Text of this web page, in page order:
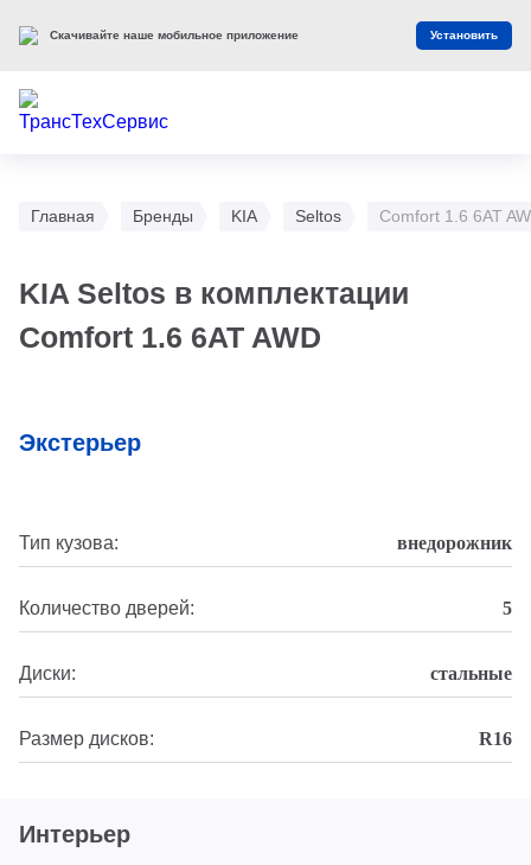
Главная Бренды KIA Seltos Comfort 1.6 6AT
KIA Seltos в комплектации
Comfort 1.6 6AT AWD
Экстерьер
Тип кузова: внедорожник
Количество дверей: 5
Диски: стальные
Размер дисков: R16
Интерьер
Скачивайте наше мобильное приложение Установить